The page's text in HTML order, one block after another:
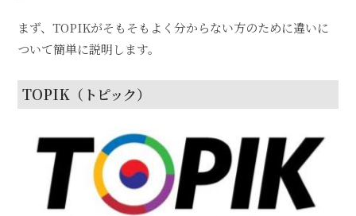
まず、TOPIKがそもそもよく分からない方のために違いに
ついて簡単に説明します。
TOPIK（トピック）